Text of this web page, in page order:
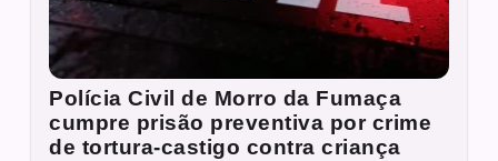
Polícia Civil de Morro da Fumaça
cumpre prisão preventiva por crime
de tortura-castigo contra criança